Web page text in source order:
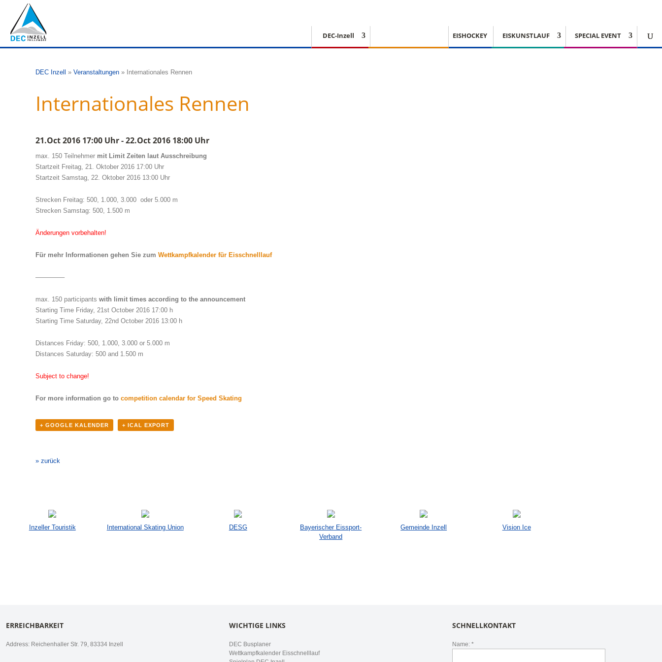
DEC-Inzell EISHOCKEY EISKUNSTLAUF SPECIAL EVENT
DEC Inzell » Veranstaltungen » Internationales Rennen
Internationales Rennen
21.Oct 2016 17:00 Uhr - 22.Oct 2016 18:00 Uhr
max. 150 Teilnehmer mit Limit Zeiten laut Ausschreibung
Startzeit Freitag, 21. Oktober 2016 17:00 Uhr
Startzeit Samstag, 22. Oktober 2016 13:00 Uhr
Strecken Freitag: 500, 1.000, 3.000 oder 5.000 m
Strecken Samstag: 500, 1.500 m
Änderungen vorbehalten!
Für mehr Informationen gehen Sie zum Wettkampfkalender für Eisschnelllauf
————–
max. 150 participants with limit times according to the announcement
Starting Time Friday, 21st October 2016 17:00 h
Starting Time Saturday, 22nd October 2016 13:00 h
Distances Friday: 500, 1.000, 3.000 or 5.000 m
Distances Saturday: 500 and 1.500 m
Subject to change!
For more information go to competition calendar for Speed Skating
+ GOOGLE KALENDER + ICAL EXPORT
Navigation
» zurück
Inzeller Touristik International Skating Union DESG
Bayerischer Eissport-
Verband
Gemeinde Inzell Vision Ice
ERREICHBARKEIT
Address: Reichenhaller Str. 79, 83334 Inzell
WICHTIGE LINKS
DEC Busplaner
Wettkampfkalender Eisschnelllauf
SCHNELLKONTAKT
Name: *